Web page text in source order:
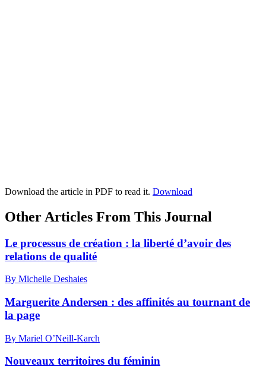
Download the article in PDF to read it. Download
Other Articles From This Journal
Le processus de création : la liberté d’avoir des
relations de qualité
By Michelle Deshaies
Marguerite Andersen : des affinités au tournant de
la page
By Mariel O’Neill-Karch
Nouveaux territoires du féminin